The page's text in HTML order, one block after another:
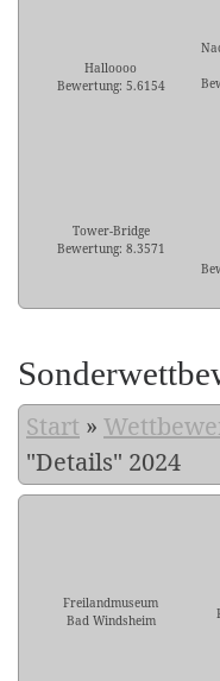
Halloooo
Bewertung: 5.6154
Tower-Bridge
Bewertung: 8.3571
Start »
"Details" 2024
Freilandmuseum
Bad Windsheim